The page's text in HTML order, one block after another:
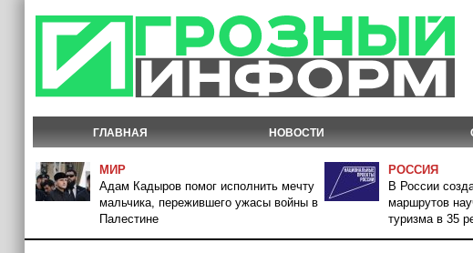
ГЛАВНАЯ НОВОСТИ
МИР
Адам Кадыров помог исполнить мечту
мальчика, пережившего ужасы войны в
Палестине
РОССИЯ
В России
маршрутов
туризма в 35